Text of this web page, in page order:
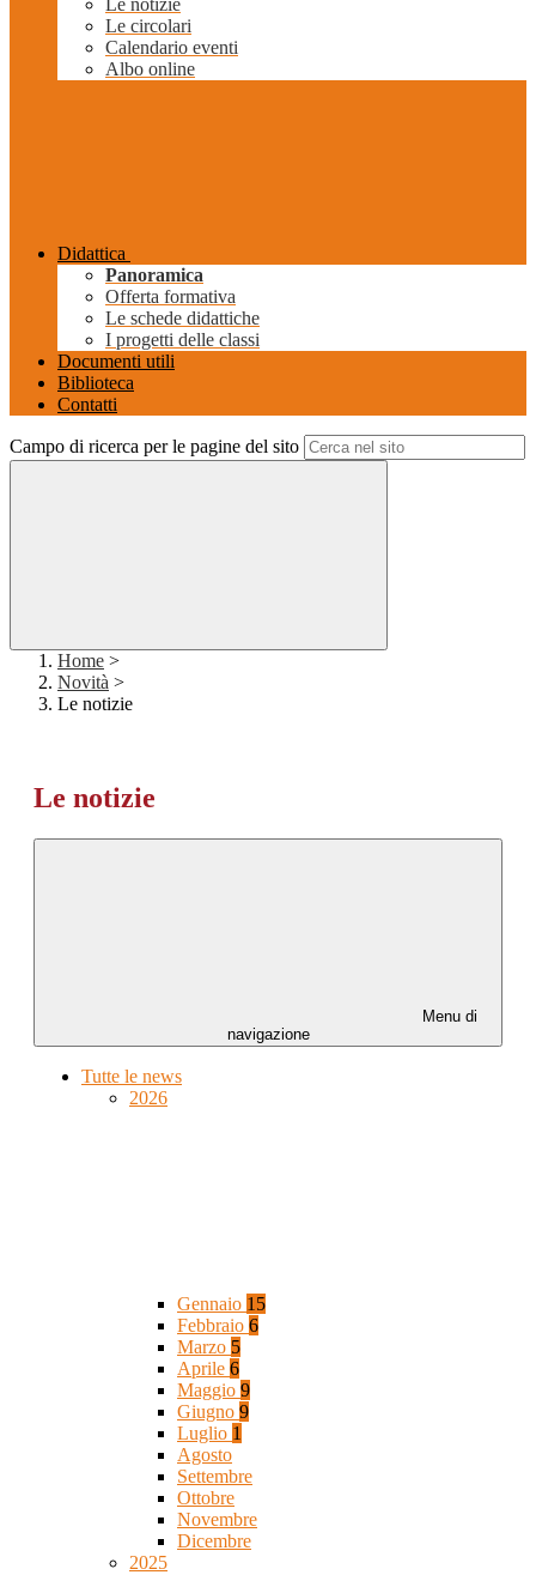
Le notizie
Le circolari
Calendario eventi
Albo online
Didattica
Panoramica
Offerta formativa
Le schede didattiche
I progetti delle classi
Documenti utili
Biblioteca
Contatti
Campo di ricerca per le pagine del sito
Home >
Novità >
Le notizie
Le notizie
Menu di
navigazione
Tutte le news
2026
Gennaio 15
Febbraio 6
Marzo 5
Aprile 6
Maggio 9
Giugno 9
Luglio 1
Agosto
Settembre
Ottobre
Novembre
Dicembre
2025